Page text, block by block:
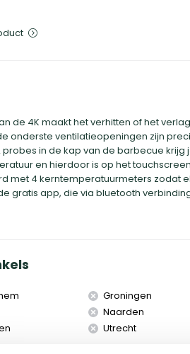
de 4K maakt het verhitten of het
onderste ventilatieopeningen zijn
in de kap van de barbecue krijg
en hierdoor is op het
met 4 kerntemperatuurmeters zodat
gratis app, die via bluetooth
Groningen
Naarden
Utrecht